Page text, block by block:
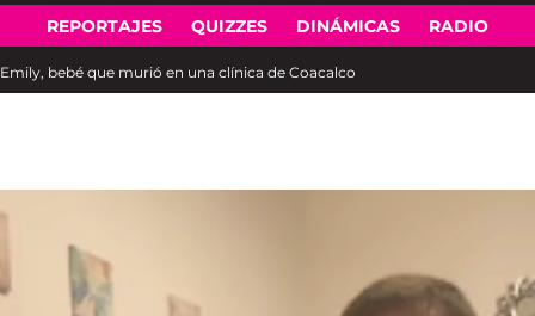
Open
dropdown
REPORTAJES QUIZZES DINÁMICAS RADIO
bebé que murió en una clínica de Coacalco